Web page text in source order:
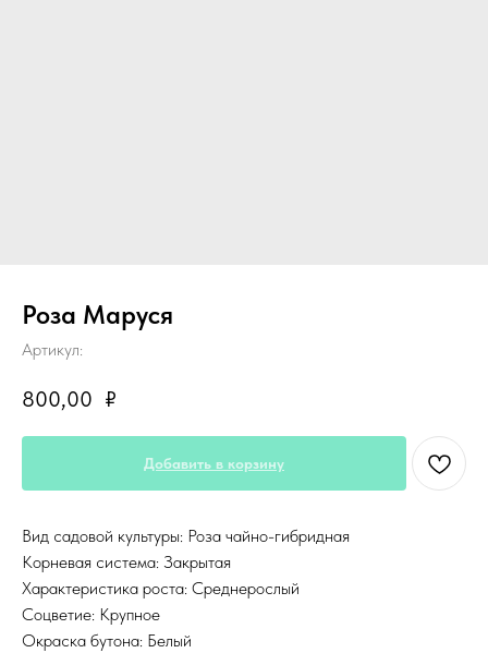
Роза Маруся
Артикул:
800,00 ₽
Добавить в корзину
Вид садовой культуры: Роза чайно-гибридная
Корневая система: Закрытая
Характеристика роста: Среднерослый
Соцветие: Крупное
Окраска бутона: Белый